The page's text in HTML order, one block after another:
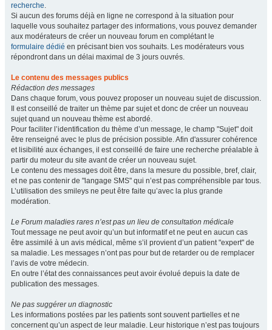
recherche.
Si aucun des forums déjà en ligne ne correspond à la situation pour
laquelle vous souhaitez partager des informations, vous pouvez demander
aux modérateurs de créer un nouveau forum en complétant le
formulaire dédié en précisant bien vos souhaits. Les modérateurs vous
répondront dans un délai maximal de 3 jours ouvrés.
Le contenu des messages publics
Rédaction des messages
Dans chaque forum, vous pouvez proposer un nouveau sujet de discussion.
Il est conseillé de traiter un thème par sujet et donc de créer un nouveau
sujet quand un nouveau thème est abordé.
Pour faciliter l’identification du thème d’un message, le champ "Sujet" doit
être renseigné avec le plus de précision possible. Afin d'assurer cohérence
et lisibilité aux échanges, il est conseillé de faire une recherche préalable à
partir du moteur du site avant de créer un nouveau sujet.
Le contenu des messages doit être, dans la mesure du possible, bref, clair,
et ne pas contenir de "langage SMS" qui n’est pas compréhensible par tous.
L’utilisation des smileys ne peut être faite qu’avec la plus grande
modération.
Le Forum maladies rares n’est pas un lieu de consultation médicale
Tout message ne peut avoir qu’un but informatif et ne peut en aucun cas
être assimilé à un avis médical, même s’il provient d’un patient "expert" de
sa maladie. Les messages n’ont pas pour but de retarder ou de remplacer
l’avis de votre médecin.
En outre l’état des connaissances peut avoir évolué depuis la date de
publication des messages.
Ne pas suggérer un diagnostic
Les informations postées par les patients sont souvent partielles et ne
concernent qu’un aspect de leur maladie. Leur historique n’est pas toujours